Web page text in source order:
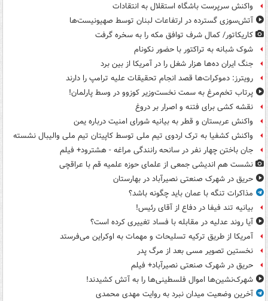
واکنش سرپرست باشگاه استقلال به انتقادات
آتش‌سوزی گسترده در ارتفاعات لبنان توسط صهیونیست‌ها
کاریکاتور/ کمال شرف توافق مکه را به سخره گرفت
شوک شبانه به تراکتور با حضور نکونام
جنگ ایران ده‌ها هزار شغل را در آمریکا از بین برد
رویترز: دموکرات‌ها قصد انجام تحقیقات علیه ترامپ را دارند
پرتاب تخم‌مرغ به سمت نخست‌وزیر کوزوو در وسط پارلمان!
نقشه کشی برای فتنه و اصرار بر دروغ
واکنش عربستان و قطر به بیانیه شورای امنیت درباره یمن
واکنش کشفیا به ترک اردوی تیم ملی توسط کاپیتان تیم ملی والیبال نشسته
جان باختن چهار نفر در سانحه رانندگی مراغه - هشترود+ فیلم
نشست هم اندیشی جمعی از علمای حوزه علمیه قم با عراقچی
حریق در شهرک صنعتی نصیرآباد در بهارستان
مذاکرات تنگه با عمان باید چگونه باشد؟
بیانیه تند فیفا در دفاع از آقای رئیس!
آیا روند عدلیه در مقابله با فساد تغییری کرده است؟
آمریکا از طریق ترکیه تسلیحات و مهمات به اوکراین می‌فرستد
نخستین تصویر مسی بعد از مرگ پدر
حریق در شهرک صنعتی نصیرآباد+ فیلم
شهرک‌نشین‌ها اموال فلسطینی‌ها را به آتش کشیدند!
آخرین وضعیت میدان نبرد به روایت مهدی محمدی